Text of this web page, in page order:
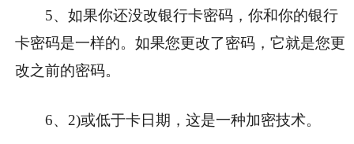
5、如果你还没改银行卡密码，你和你的银行
卡密码是一样的。如果您更改了密码，它就是您更
改之前的密码。
6、2)或低于卡日期，这是一种加密技术。